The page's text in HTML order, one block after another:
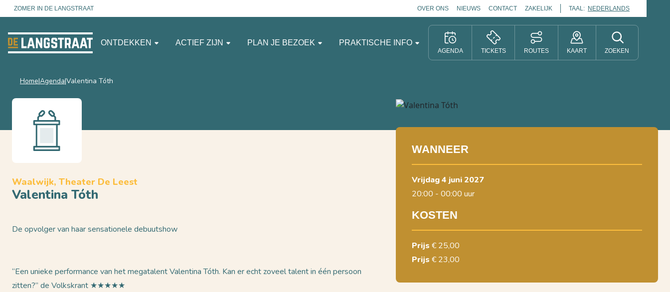
ZOMER IN DE LANGSTRAAT OVER ONS NIEUWS CONTACT ZAKELIJK TAAL: NEDERLANDS
ONTDEKKEN ACTIEF ZIJN PLAN JE BEZOEK PRAKTISCHE INFO
AGENDA TICKETS ROUTES KAART ZOEKEN
Home Agenda Valentina Tóth
Waalwijk, Theater De Leest
Valentina Tóth
De opvolger van haar sensationele debuutshow
“Een unieke performance van het megatalent Valentina Tóth. Kan er echt zoveel talent in één persoon
zitten?” de Volkskrant ★★★★★
WANNEER
vrijdag 4 juni 2027
20:00 - 00:00 uur
KOSTEN
Prijs € 25,00
Prijs € 23,00